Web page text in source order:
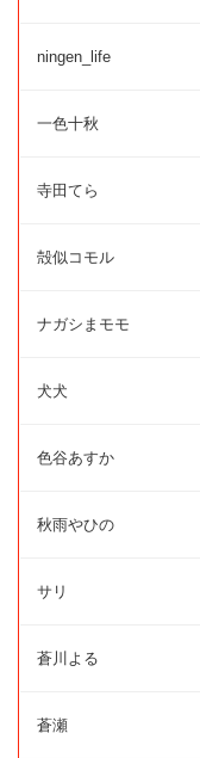
ningen_life
一色十秋
寺田てら
殻似コモル
ナガシまモモ
犬犬
色谷あすか
秋雨やひの
サリ
蒼川よる
蒼瀬